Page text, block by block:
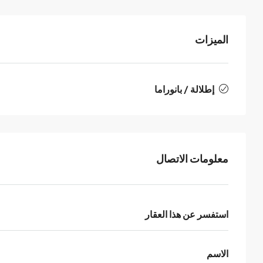
الميزات
إطلالة / بانوراما
معلومات الاتصال
استفسر عن هذا العقار
الاسم